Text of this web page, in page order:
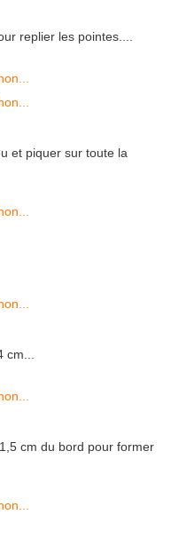
replier les pointes....
et piquer sur toute la
cm du bord pour former